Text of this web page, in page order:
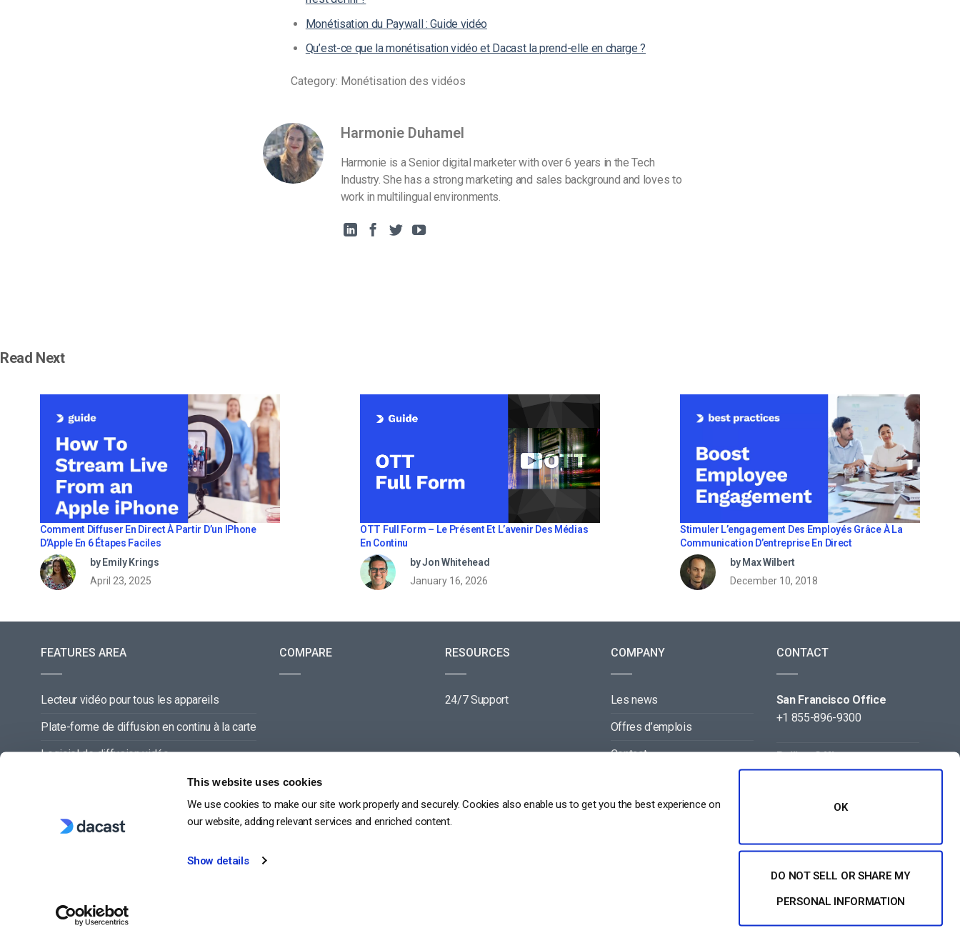
This website uses cookies
We use cookies to make our site work properly and securely. Cookies also enable us to get you the best experience on
our website, adding relevant services and enriched content.
Show details
OK
DO NOT SELL OR SHARE MY
PERSONAL INFORMATION
Monétisation du Paywall : Guide vidéo
Qu’est-ce que la monétisation vidéo et Dacast la prend-elle en charge ?
Category: Monétisation des vidéos
Harmonie Duhamel
Harmonie is a Senior digital marketer with over 6 years in the Tech
Industry. She has a strong marketing and sales background and loves to
work in multilingual environments.
Read Next
Comment Diffuser En Direct À Partir D’un IPhone
D’Apple En 6 Étapes Faciles
by Emily Krings
April 23, 2025
OTT Full Form – Le Présent Et L’avenir Des Médias
En Continu
by Jon Whitehead
January 16, 2026
Stimuler L’engagement Des Employés Grâce À La
Communication D’entreprise En Direct
by Max Wilbert
December 10, 2018
FEATURES AREA
Lecteur vidéo pour tous les appareils
Plate-forme de diffusion en continu à la carte
Logiciel de diffusion vidéo
COMPARE RESOURCES
24/7 Support
COMPANY
Les news
Offres d’emplois
Contact
CONTACT
San Francisco Office
+1 855-896-9300
Beijing Office
+86 105-123-5043